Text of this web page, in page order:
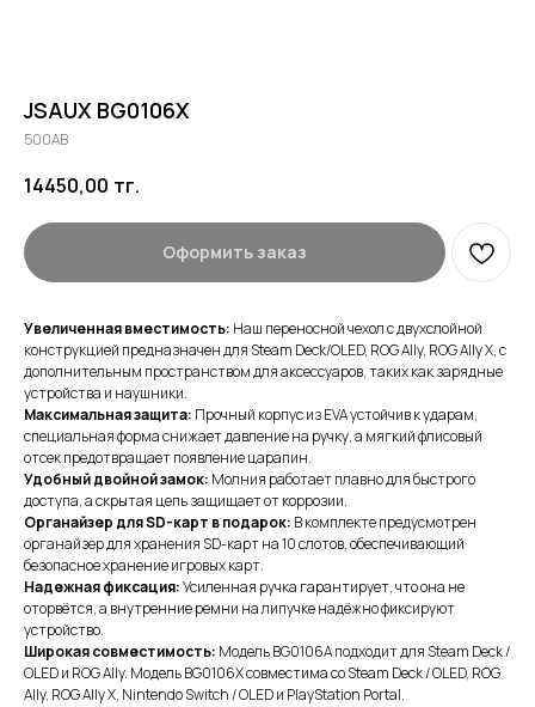
JSAUX BG0106X
500AB
14450,00 тг.
Оформить заказ
Увеличенная вместимость: Наш переносной чехол с двухслойной
конструкцией предназначен для Steam Deck/OLED, ROG Ally, ROG Ally X, с
дополнительным пространством для аксессуаров, таких как зарядные
устройства и наушники.
Максимальная защита: Прочный корпус из EVA устойчив к ударам,
специальная форма снижает давление на ручку, а мягкий флисовый
отсек предотвращает появление царапин.
Удобный двойной замок: Молния работает плавно для быстрого
доступа, а скрытая цепь защищает от коррозии.
Органайзер для SD-карт в подарок: В комплекте предусмотрен
органайзер для хранения SD-карт на 10 слотов, обеспечивающий
безопасное хранение игровых карт.
Надежная фиксация:Усиленная ручка гарантирует, что она не
оторвётся, а внутренние ремни на липучке надёжно фиксируют
устройство.
Широкая совместимость: Модель BG0106A подходит для Steam Deck /
OLED и ROG Ally. Модель BG0106X совместима со Steam Deck / OLED, ROG
Ally, ROG Ally X, Nintendo Switch / OLED и PlayStation Portal.